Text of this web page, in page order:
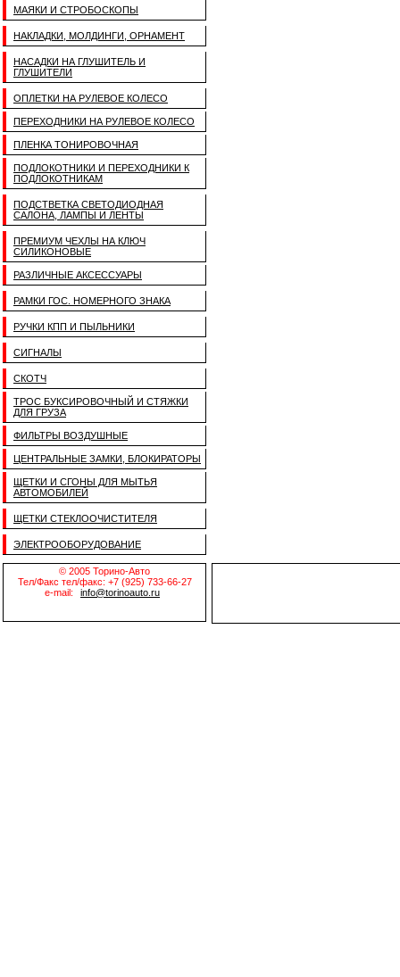
МАЯКИ И СТРОБОСКОПЫ
НАКЛАДКИ, МОЛДИНГИ, ОРНАМЕНТ
НАСАДКИ НА ГЛУШИТЕЛЬ И
ГЛУШИТЕЛИ
ОПЛЕТКИ НА РУЛЕВОЕ КОЛЕСО
ПЕРЕХОДНИКИ НА РУЛЕВОЕ КОЛЕСО
ПЛЕНКА ТОНИРОВОЧНАЯ
ПОДЛОКОТНИКИ И ПЕРЕХОДНИКИ К
ПОДЛОКОТНИКАМ
ПОДСТВЕТКА СВЕТОДИОДНАЯ
САЛОНА, ЛАМПЫ И ЛЕНТЫ
ПРЕМИУМ ЧЕХЛЫ НА КЛЮЧ
СИЛИКОНОВЫЕ
РАЗЛИЧНЫЕ АКСЕССУАРЫ
РАМКИ ГОС. НОМЕРНОГО ЗНАКА
РУЧКИ КПП И ПЫЛЬНИКИ
СИГНАЛЫ
СКОТЧ
ТРОС БУКСИРОВОЧНЫЙ И СТЯЖКИ
ДЛЯ ГРУЗА
ФИЛЬТРЫ ВОЗДУШНЫЕ
ЦЕНТРАЛЬНЫЕ ЗАМКИ, БЛОКИРАТОРЫ
ЩЕТКИ И СГОНЫ ДЛЯ МЫТЬЯ
АВТОМОБИЛЕЙ
ЩЕТКИ СТЕКЛООЧИСТИТЕЛЯ
ЭЛЕКТРООБОРУДОВАНИЕ
© 2005 Торино-Авто
Тел/Факс тел/факс: +7 (925) 733-66-27
e-mail:
info@torinoauto.ru